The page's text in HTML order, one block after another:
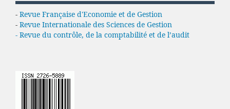
- Revue Française d'Economie et de Gestion
- Revue Internationale des Sciences de Gestion
- Revue du contrôle, de la comptabilité et de l’audit